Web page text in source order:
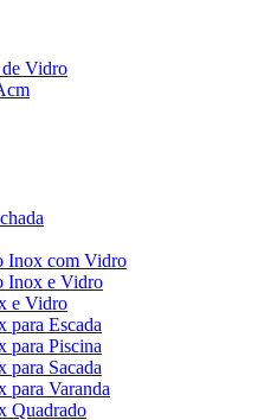
Vidro
Inox com Vidro
Inox e Vidro
e Vidro
para Escada
para Piscina
para Sacada
para Varanda
Quadrado